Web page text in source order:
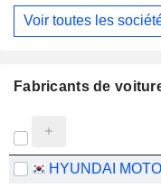
Voir toutes les
Fabricants de